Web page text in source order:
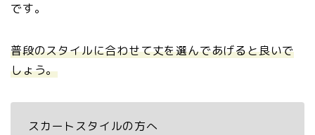
です。
普段のスタイルに合わせて丈を選んであげると良いで
しょう。
スカートスタイルの方へ